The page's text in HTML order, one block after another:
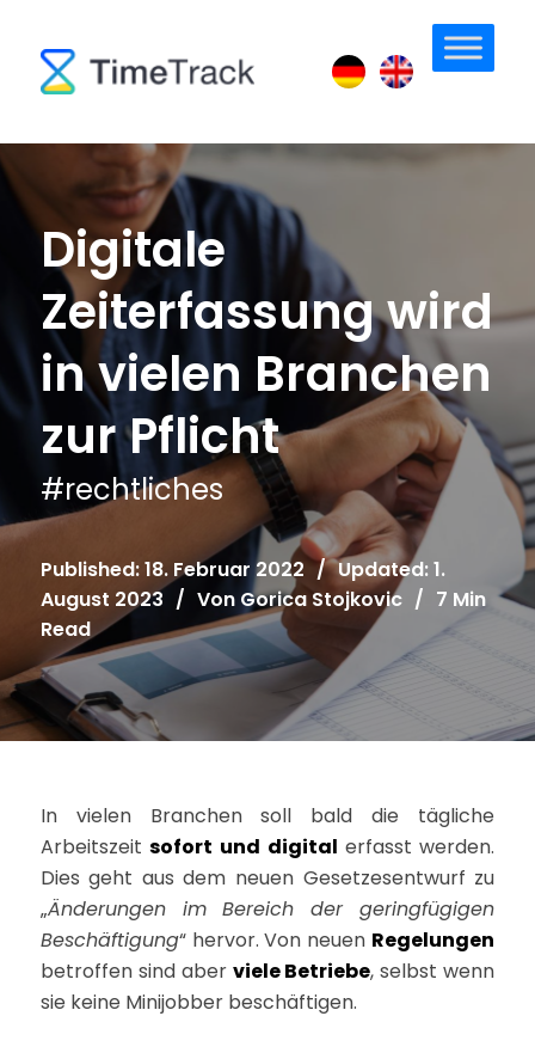
Digitale
Zeiterfassung wird
in vielen Branchen
zur Pflicht
#rechtliches
Published: 18. Februar 2022 / Updated: 1.
August 2023 / Von Gorica Stojkovic / 7 Min
Read
In vielen Branchen soll bald die tägliche
Arbeitszeitsofort und digital erfasst werden.
Dies geht aus dem neuen Gesetzesentwurf zu
„Änderungen im Bereich der geringfügigen
Beschäftigung“ hervor. Von neuen Regelungen
betroffen sind aber viele Betriebe, selbst wenn
sie keine Minijobber beschäftigen.